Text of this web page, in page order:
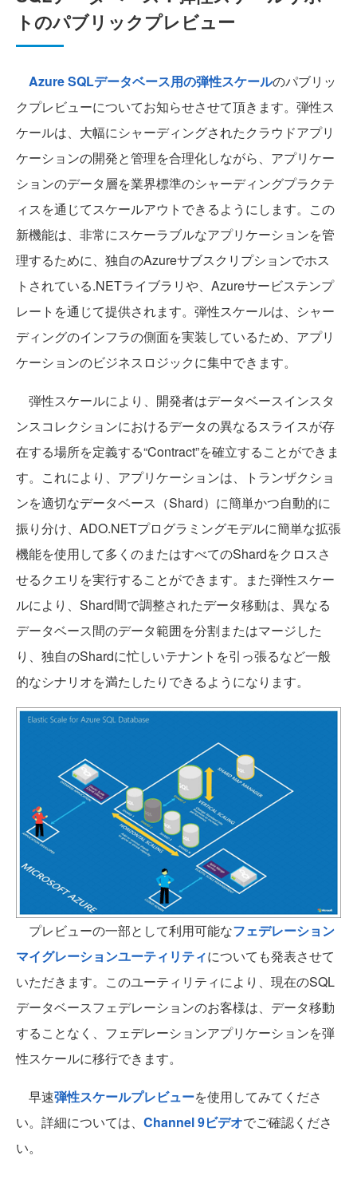
トのパブリックプレビュー
Azure SQLデータベース用の弾性スケールのパブリッ
クプレビューについてお知らせさせて頂きます。弾性ス
ケールは、大幅にシャーディングされたクラウドアプリ
ケーションの開発と管理を合理化しながら、アプリケー
ションのデータ層を業界標準のシャーディングプラクテ
ィスを通じてスケールアウトできるようにします。この
新機能は、非常にスケーラブルなアプリケーションを管
理するために、独自のAzureサブスクリプションでホス
トされている.NETライブラリや、Azureサービステンプ
レートを通じて提供されます。弾性スケールは、シャー
ディングのインフラの側面を実装しているため、アプリ
ケーションのビジネスロジックに集中できます。
弾性スケールにより、開発者はデータベースインスタ
ンスコレクションにおけるデータの異なるスライスが存
在する場所を定義する“Contract”を確立することができま
す。これにより、アプリケーションは、トランザクショ
ンを適切なデータベース（Shard）に簡単かつ自動的に
振り分け、ADO.NETプログラミングモデルに簡単な拡張
機能を使用して多くのまたはすべてのShardをクロスさ
せるクエリを実行することができます。また弾性スケー
ルにより、Shard間で調整されたデータ移動は、異なる
データベース間のデータ範囲を分割またはマージした
り、独自のShardに忙しいテナントを引っ張るなど一般
的なシナリオを満たしたりできるようになります。
プレビューの一部として利用可能なフェデレーション
マイグレーションユーティリティについても発表させて
いただきます。このユーティリティにより、現在のSQL
データベースフェデレーションのお客様は、データ移動
することなく、フェデレーションアプリケーションを弾
性スケールに移行できます。
早速弾性スケールプレビューを使用してみてくださ
い。詳細については、 Channel 9ビデオでご確認くださ
い。